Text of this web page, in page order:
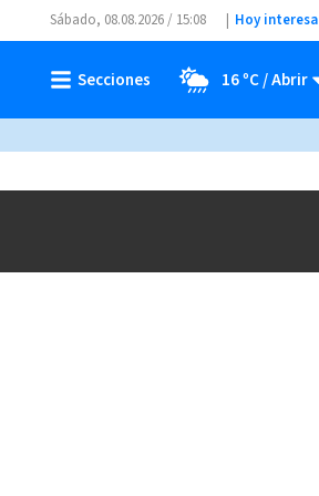
Sábado, 08.08.2026 / 15:08 Hoy interesa
16 ºC